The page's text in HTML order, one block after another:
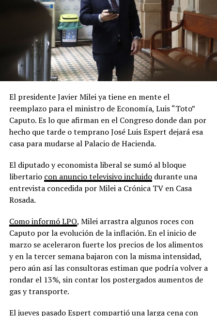
El presidente Javier Milei ya tiene en mente el
reemplazo para el ministro de Economía, Luis “Toto”
Caputo. Es lo que afirman en el Congreso donde dan por
hecho que tarde o temprano José Luis Espert dejará esa
casa para mudarse al Palacio de Hacienda.
El diputado y economista liberal se sumó al bloque
libertario con anuncio televisivo incluidodurante una
entrevista concedida por Milei a Crónica TV en Casa
Rosada.
Como informó LPO, Milei arrastra algunos roces con
Caputo por la evolución de la inflación. En el inicio de
marzo se aceleraron fuerte los precios de los alimentos
y en la tercer semana bajaron con la misma intensidad,
pero aún así las consultoras estiman que podría volver a
rondar el 13%, sin contar los postergados aumentos de
gas y transporte.
El jueves pasado Espert compartió una larga cena con